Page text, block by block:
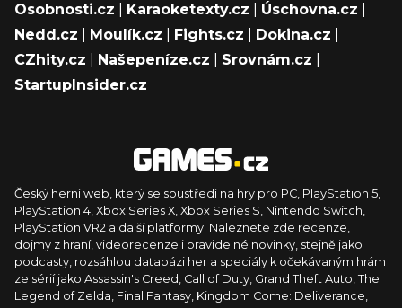
Osobnosti.cz
Karaoketexty.cz Úschovna.cz
Nedd.cz
Moulík.cz Fights.cz Dokina.cz
CZhity.cz
Našepeníze.cz Srovnám.cz
StartupInsider.cz
Český herní web, který se soustředí na hry pro PC, PlayStation 5,
PlayStation 4, Xbox Series X, Xbox Series S, Nintendo Switch,
PlayStation VR2 a další platformy. Naleznete zde recenze,
dojmy z hraní, videorecenze i pravidelné novinky, stejně jako
podcasty, rozsáhlou databázi her a speciály k očekávaným hrám
ze sérií jako Assassin's Creed, Call of Duty, Grand Theft Auto, The
Legend of Zelda, Final Fantasy, Kingdom Come: Deliverance,